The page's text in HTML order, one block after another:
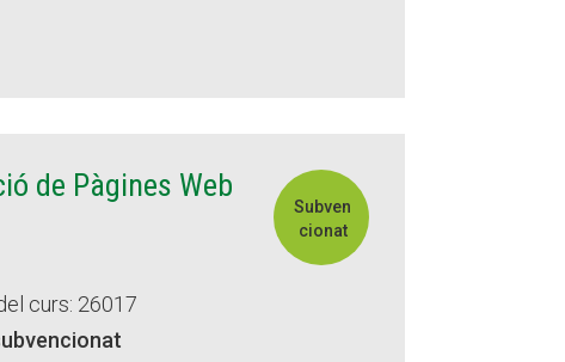
de Pàgines Web
curs: 26017
Subven
cionat